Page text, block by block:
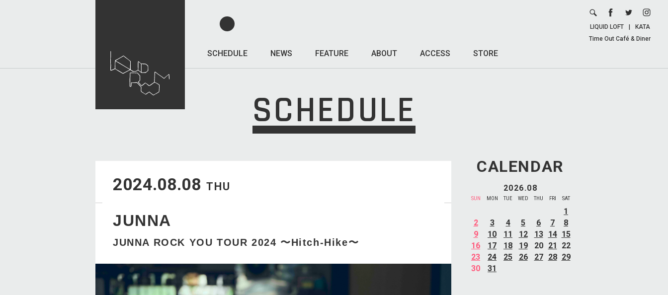
SCHEDULE NEWS FEATURE ABOUT ACCESS STORE
LIQUID LOFT
KATA
Time Out Café & Diner
SCHEDULE
CALENDAR
2026.08
SUN MON TUE WED THU FRI SAT
1
2
3 4 5 6 7
8
9
10 11 12 13 14 15
16
17 18 19 20 21
22
23
24 25 26 27 28 29
30
31
2024.08.08 THU
JUNNA
JUNNA ROCK YOU TOUR 2024 〜Hitch-Hike〜